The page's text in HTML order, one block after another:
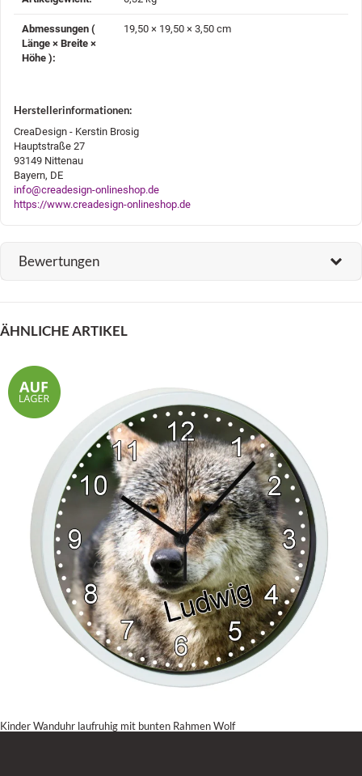
Abmessungen (
Länge × Breite ×
Höhe )‍:
19,50 × 19,50 × 3,50 cm
Herstellerinformationen:
CreaDesign - Kerstin Brosig
Hauptstraße 27
93149 Nittenau
Bayern, DE
info@creadesign-onlineshop.de
https://www.creadesign-onlineshop.de
Bewertungen
ÄHNLICHE ARTIKEL
Kinder Wanduhr laufruhig mit bunten Rahmen Wolf